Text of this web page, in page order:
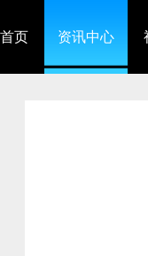
首页 资讯中心